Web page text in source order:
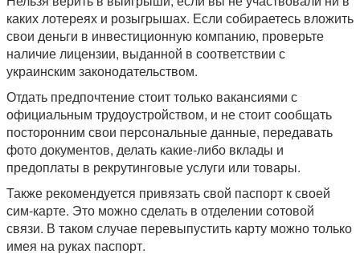
каких лотереях и розыгрышах. Если собираетесь вложить
свои деньги в инвестиционную компанию, проверьте
наличие лицензии, выданной в соответствии с
украинским законодательством.
Отдать предпочтение стоит только вакансиями с
официальным трудоустройством, и не стоит сообщать
посторонним свои персональные данные, передавать
фото документов, делать какие-либо вклады и
предоплаты в рекрутинговые услуги или товары.
Также рекомендуется привязать свой паспорт к своей
сим-карте. Это можно сделать в отделении сотовой
связи. В таком случае перевыпустить карту можно только
имея на руках паспорт.